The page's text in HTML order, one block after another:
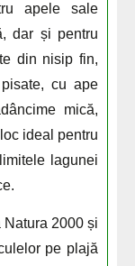
apele sale
dar și pentru
din nisip fin,
cu ape
mică,
ideal pentru
lagunei
Natura 2000 și
pe plajă